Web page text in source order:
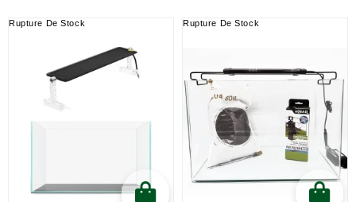
Rupture De Stock Rupture De Stock